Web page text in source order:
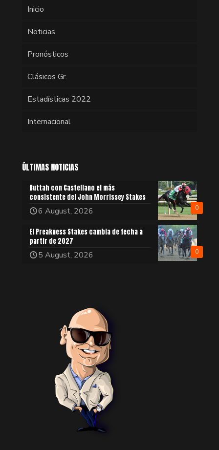
Inicio
Noticias
Pronósticos
Clásicos Gr.
Estadísticas 2022
Internacional
ÚLTIMAS NOTICIAS
0
Buttah con Castellano el más
consistente del John Morrissey Stakes
6 August, 2026
0
El Preakness Stakes cambia de fecha a
partir de 2027
5 August, 2026